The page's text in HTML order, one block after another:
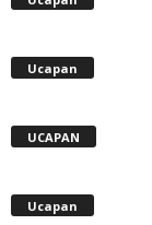
Ucapan
UCAPAN
Ucapan